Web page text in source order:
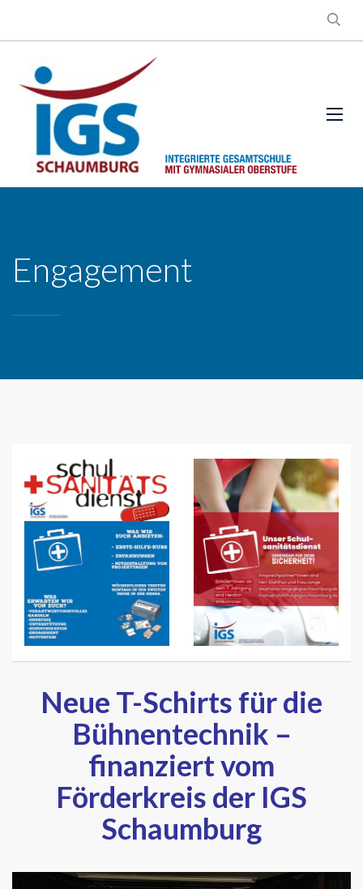
Engagement
Neue T-Schirts für die
Bühnentechnik –
finanziert vom
Förderkreis der IGS
Schaumburg